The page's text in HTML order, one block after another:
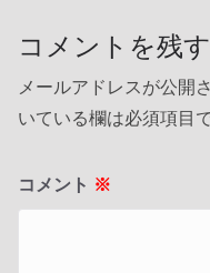
コメントを残す
メールアドレスが公開
いている欄は必須項目
コメント ※